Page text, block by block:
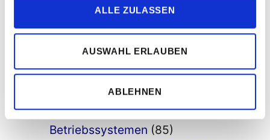
ALLE ZULASSEN
AUSWAHL ERLAUBEN
ABLEHNEN
2a Barrierefreiheit bei
Entwicklungsumgebungen(9)
3 Barrierefreie Appentwicklung
Progressive Web Apps(5)
4 barrierefreie Apps(13)
5 Barrierefreiheit bei
Betriebssystemen (85)